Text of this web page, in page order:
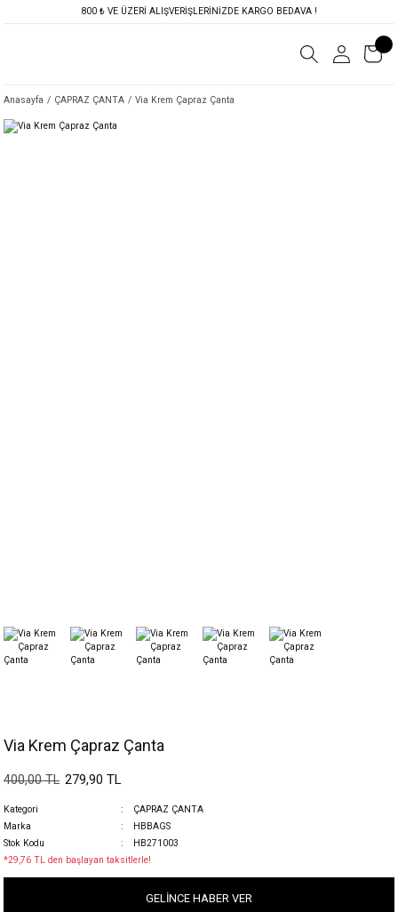
800 ₺ VE ÜZERİ ALIŞVERİŞLERİNİZDE KARGO BEDAVA !
Anasayfa ÇAPRAZ ÇANTA Via Krem Çapraz Çanta
Via Krem Çapraz Çanta
400,00 TL 279,90 TL
Kategori
ÇAPRAZ ÇANTA
Marka
HBBAGS
Stok Kodu
HB271003
*29,76 TL den başlayan taksitlerle!
GELİNCE HABER VER